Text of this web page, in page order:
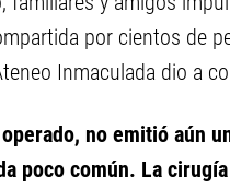
por cientos de
Inmaculada dio a
no emitió aún
poco común. La